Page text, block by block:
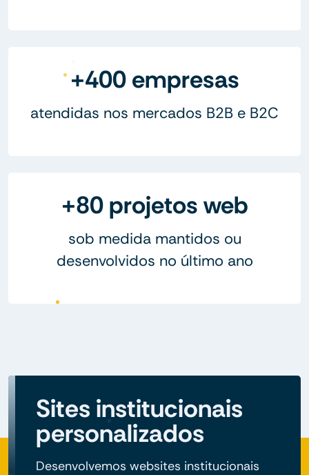
+400 empresas
atendidas nos mercados B2B e B2C
+80 projetos web
sob medida mantidos ou
desenvolvidos no último ano
Sites institucionais
personalizados
Desenvolvemos websites institucionais